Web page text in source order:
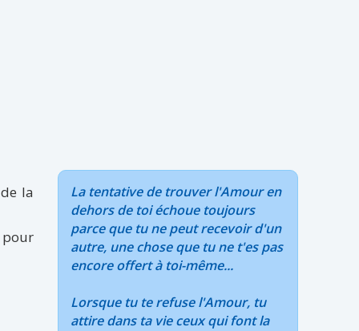
la
pour
La tentative de trouver l'Amour en
dehors de toi échoue toujours
parce que tu ne peut recevoir d'un
autre, une chose que tu ne t'es pas
encore offert à toi-même...
Lorsque tu te refuse l'Amour, tu
attire dans ta vie ceux qui font la